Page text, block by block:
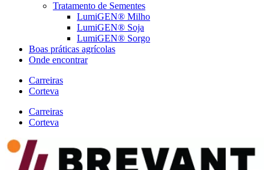
Tratamento de Sementes
LumiGEN® Milho
LumiGEN® Soja
LumiGEN® Sorgo
Boas práticas agrícolas
Onde encontrar
Carreiras
Corteva
Carreiras
Corteva